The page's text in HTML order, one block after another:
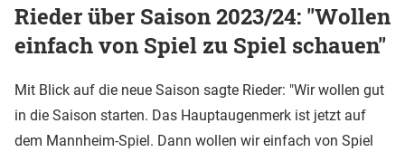
Rieder über Saison 2023/24: "Wollen
einfach von Spiel zu Spiel schauen"
Mit Blick auf die neue Saison sagte Rieder: "Wir wollen gut
in die Saison starten. Das Hauptaugenmerk ist jetzt auf
dem Mannheim-Spiel. Dann wollen wir einfach von Spiel